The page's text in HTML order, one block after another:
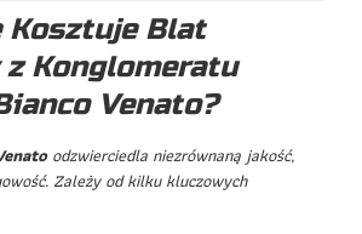
Kosztuje Blat
z Konglomeratu
Venato?
odzwierciedla niezrównaną jakość,
Zależy od kilku kluczowych